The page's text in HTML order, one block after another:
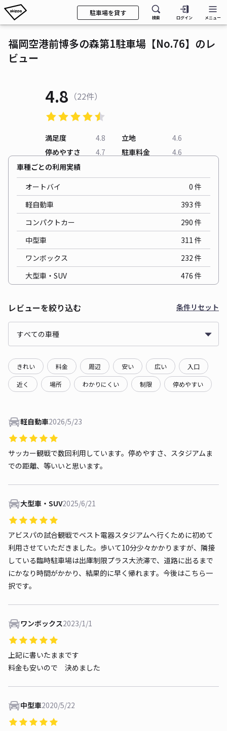
駐車場を貸す
検索 ログイン メニュー
福岡空港前博多の森第1駐車場【No.76】のレ
ビュー
4.8 （22件）
満足度 4.8 立地
4.6
停めやすさ
4.7 駐車料金
4.6
車種ごとの利用実績
オートバイ
0 件
軽自動車
393 件
コンパクトカー
290 件
中型車
311 件
ワンボックス
232 件
大型車・SUV
476 件
レビューを絞り込む 条件リセット
きれい 料金 周辺 安い 広い 入口
近く 場所 わかりにくい 制限 停めやすい
軽自動車2026/5/23
サッカー観戦で数回利用しています。停めやすさ、スタジアムま
での距離、等いいと思います。
大型車・SUV2025/6/21
アビスパの試合観戦でベスト電器スタジアムへ行くために初めて
利用させていただきました。歩いて10分少々かかりますが、隣接
している臨時駐車場は出庫制限プラス大渋滞で、道路に出るまで
にかなり時間がかかり、結果的に早く帰れます。今後はこちら一
択です。
ワンボックス2023/1/1
上記に書いたままです
料金も安いので 決めました
中型車2020/5/22